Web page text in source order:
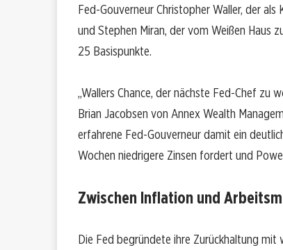
Fed-Gouverneur Christopher Waller, der
und Stephen Miran, der vom Weißen Haus
25 Basispunkte.
„Wallers Chance, der nächste Fed-Chef zu
Brian Jacobsen von Annex Wealth
erfahrene Fed-Gouverneur damit ein
Wochen niedrigere Zinsen fordert und
Zwischen Inflation und
Die Fed begründete ihre Zurückhaltung